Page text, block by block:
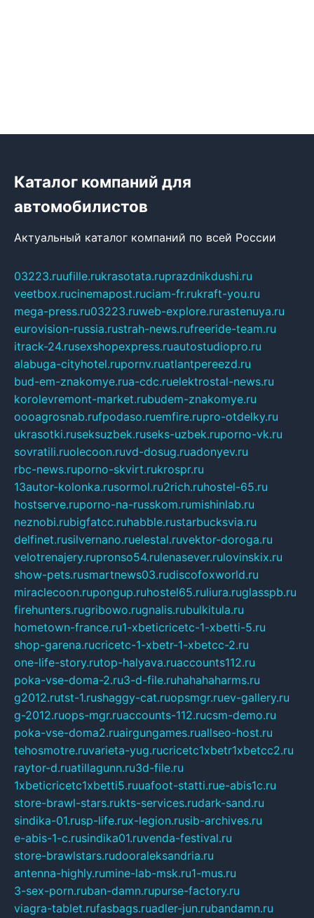
Каталог компаний для
автомобилистов
Актуальный каталог компаний по всей России
03223.ruufille.rukrasotata.ruprazdnikdushi.ru
veetbox.rucinemapost.ruciam-fr.rukraft-you.ru
mega-press.ru03223.ruweb-explore.rurastenuya.ru
eurovision-russia.rustrah-news.rufreeride-team.ru
itrack-24.rusexshopexpress.ruautostudiopro.ru
alabuga-cityhotel.rupornv.ruatlantpereezd.ru
bud-em-znakomye.rua-cdc.ruelektrostal-news.ru
korolevremont-market.rubudem-znakomye.ru
oooagrosnab.rufpodaso.ruemfire.rupro-otdelky.ru
ukrasotki.ruseksuzbek.ruseks-uzbek.ruporno-vk.ru
sovratili.ruolecoon.ruvd-dosug.ruadonyev.ru
rbc-news.ruporno-skvirt.rukrospr.ru
13autor-kolonka.rusormol.ru2rich.ruhostel-65.ru
hostserve.ruporno-na-russkom.rumishinlab.ru
neznobi.rubigfatcc.ruhabble.rustarbucksvia.ru
delfinet.rusilvernano.ruelestal.ruvektor-doroga.ru
velotrenajery.rupronso54.rulenasever.rulovinskix.ru
show-pets.rusmartnews03.rudiscofoxworld.ru
miraclecoon.rupongup.ruhostel65.ruliura.ruglasspb.ru
firehunters.rugribowo.rugnalis.rubulkitula.ru
hometown-france.ru1-xbeticricetc-1-xbetti-5.ru
shop-garena.rucricetc-1-xbetr-1-xbetcc-2.ru
one-life-story.rutop-halyava.ruaccounts112.ru
poka-vse-doma-2.ru3-d-file.ruhahahaharms.ru
g2012.rutst-1.rushaggy-cat.ruopsmgr.ruev-gallery.ru
g-2012.ruops-mgr.ruaccounts-112.rucsm-demo.ru
poka-vse-doma2.ruairgungames.ruallseo-host.ru
tehosmotre.ruvarieta-yug.rucricetc1xbetr1xbetcc2.ru
raytor-d.ruatillagunn.ru3d-file.ru
1xbeticricetc1xbetti5.ruuafoot-statti.rue-abis1c.ru
store-brawl-stars.rukts-services.rudark-sand.ru
sindika-01.rusp-life.rux-legion.rusib-archives.ru
e-abis-1-c.rusindika01.ruvenda-festival.ru
store-brawlstars.rudooraleksandria.ru
antenna-highly.rumine-lab-msk.ru1-mus.ru
3-sex-porn.ruban-damn.rupurse-factory.ru
viagra-tablet.rufasbags.ruadler-jun.rubandamn.ru